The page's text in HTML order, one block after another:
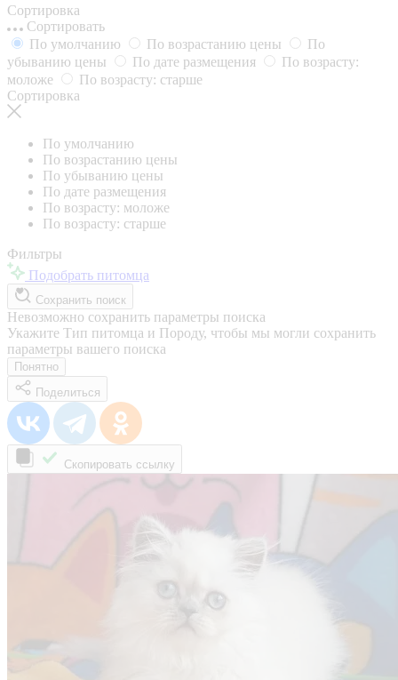
Сортировка
Сортировать
По умолчанию
По возрастанию цены
По
убыванию цены
По дате размещения
По возрасту:
моложе
По возрасту: старше
Сортировка
По умолчанию
По возрастанию цены
По убыванию цены
По дате размещения
По возрасту: моложе
По возрасту: старше
Фильтры
Подобрать питомца
Сохранить поиск
Невозможно сохранить параметры поиска
Укажите Тип питомца и Породу, чтобы мы могли сохранить
параметры вашего поиска
Понятно
Поделиться
Скопировать ссылку